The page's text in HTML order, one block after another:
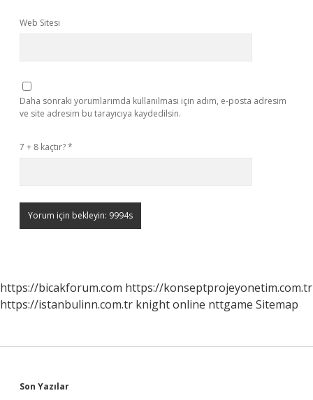
Web Sitesi
Daha sonraki yorumlarımda kullanılması için adım, e-posta adresim
ve site adresim bu tarayıcıya kaydedilsin.
7 + 8 kaçtır?*
https://bicakforum.com https://konseptprojeyonetim.com.tr
https://istanbulinn.com.tr knight online nttgame Sitemap
Son Yazılar